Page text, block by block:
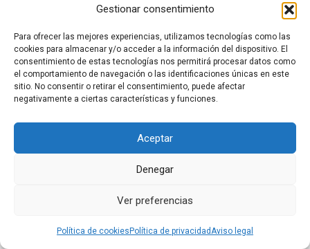
Gestionar consentimiento
Para ofrecer las mejores experiencias, utilizamos tecnologías como las
cookies para almacenar y/o acceder a la información del dispositivo. El
consentimiento de estas tecnologías nos permitirá procesar datos como
el comportamiento de navegación o las identificaciones únicas en este
sitio. No consentir o retirar el consentimiento, puede afectar
negativamente a ciertas características y funciones.
Aceptar
Denegar
Ver preferencias
Política de cookies Política de privacidadAviso legal